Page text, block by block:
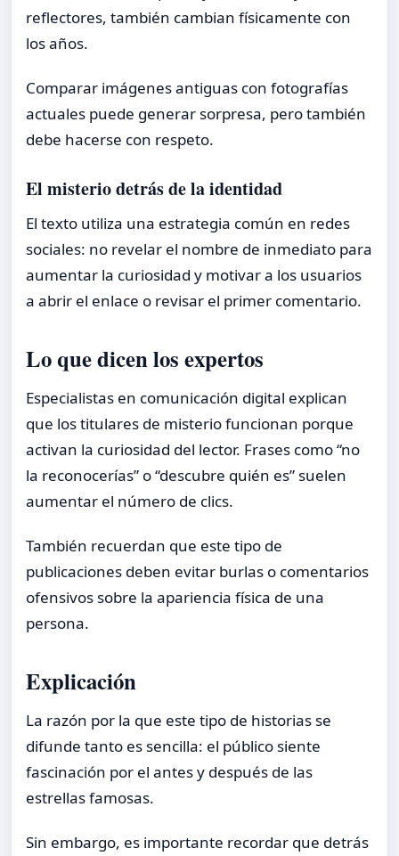
reflectores, también cambian físicamente con
los años.
Comparar imágenes antiguas con fotografías
actuales puede generar sorpresa, pero también
debe hacerse con respeto.
El misterio detrás de la identidad
El texto utiliza una estrategia común en redes
sociales: no revelar el nombre de inmediato para
aumentar la curiosidad y motivar a los usuarios
a abrir el enlace o revisar el primer comentario.
Lo que dicen los expertos
Especialistas en comunicación digital explican
que los titulares de misterio funcionan porque
activan la curiosidad del lector. Frases como “no
la reconocerías” o “descubre quién es” suelen
aumentar el número de clics.
También recuerdan que este tipo de
publicaciones deben evitar burlas o comentarios
ofensivos sobre la apariencia física de una
persona.
Explicación
La razón por la que este tipo de historias se
difunde tanto es sencilla: el público siente
fascinación por el antes y después de las
estrellas famosas.
Sin embargo, es importante recordar que detrás